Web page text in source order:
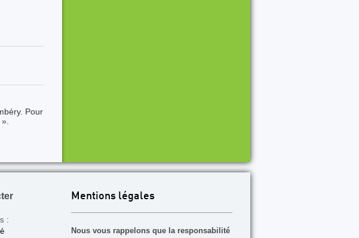
Pour
».
:
Mentions légales
Nous vous rappelons que la responsabilité